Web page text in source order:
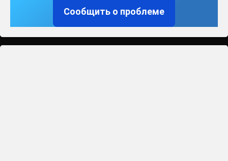
Сообщить о проблеме